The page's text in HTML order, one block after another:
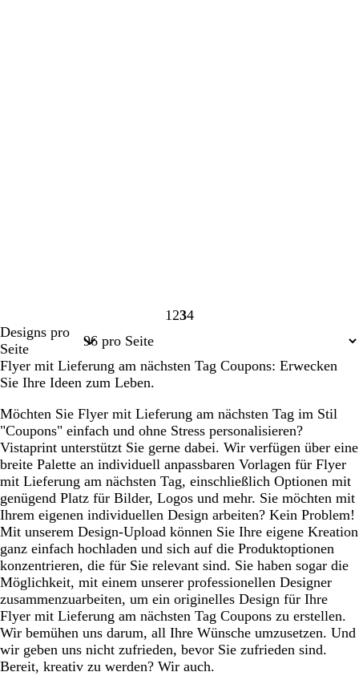
Seite
1 Seite
2 Seite
3Seite
4
Designs pro
Seite
Flyer mit Lieferung am nächsten Tag Coupons: Erwecken
Sie Ihre Ideen zum Leben.
Möchten Sie Flyer mit Lieferung am nächsten Tag im Stil
"Coupons" einfach und ohne Stress personalisieren?
Vistaprint unterstützt Sie gerne dabei. Wir verfügen über eine
breite Palette an individuell anpassbaren Vorlagen für Flyer
mit Lieferung am nächsten Tag, einschließlich Optionen mit
genügend Platz für Bilder, Logos und mehr. Sie möchten mit
Ihrem eigenen individuellen Design arbeiten? Kein Problem!
Mit unserem Design-Upload können Sie Ihre eigene Kreation
ganz einfach hochladen und sich auf die Produktoptionen
konzentrieren, die für Sie relevant sind. Sie haben sogar die
Möglichkeit, mit einem unserer professionellen Designer
zusammenzuarbeiten, um ein originelles Design für Ihre
Flyer mit Lieferung am nächsten Tag Coupons zu erstellen.
Wir bemühen uns darum, all Ihre Wünsche umzusetzen. Und
wir geben uns nicht zufrieden, bevor Sie zufrieden sind.
Bereit, kreativ zu werden? Wir auch.